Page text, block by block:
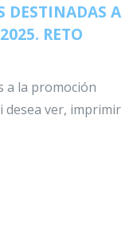
DESTINADAS A
RETO
a la promoción
desea ver, imprimir